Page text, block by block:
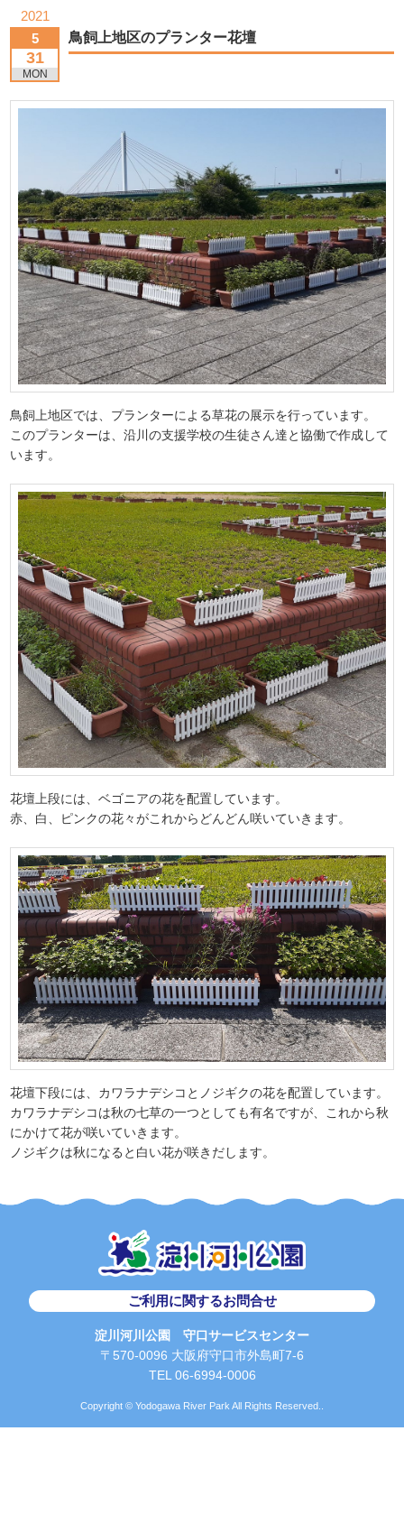
2021
5
31
MON
鳥飼上地区のプランター花壇
鳥飼上地区では、プランターによる草花の展示を行っています。
このプランターは、沿川の支援学校の生徒さん達と協働で作成して
います。
花壇上段には、ベゴニアの花を配置しています。
赤、白、ピンクの花々がこれからどんどん咲いていきます。
花壇下段には、カワラナデシコとノジギクの花を配置しています。
カワラナデシコは秋の七草の一つとしても有名ですが、これから秋
にかけて花が咲いていきます。
ノジギクは秋になると白い花が咲きだします。
ご利用に関するお問合せ
淀川河川公園 守口サービスセンター
〒570-0096 大阪府守口市外島町7-6
TEL 06-6994-0006
Copyright © Yodogawa River Park All Rights Reserved..